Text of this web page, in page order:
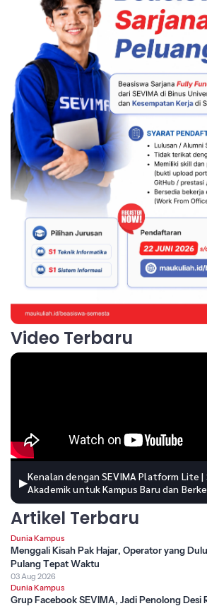
Video Terbaru
▶Kenalan dengan SEVIMA Platform Lite
Akademik untuk Kampus Baru dan
Artikel Terbaru
Dunia Kampus
Menggali Kisah Pak Hajar, Operator yang
Pulang Tepat Waktu
03 Aug 2026
Dunia Kampus
Grup Facebook SEVIMA, Jadi Penolong Desi